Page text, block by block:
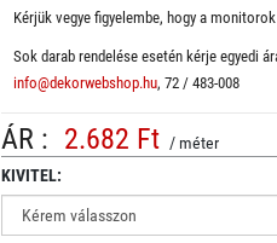
Kérjük vegye figyelembe, hogy a
Sok darab rendelése esetén kérje egyedi
info@dekorwebshop.hu, 72 / 483-008
ÁR : 2.682 Ft / méter
KIVITEL: